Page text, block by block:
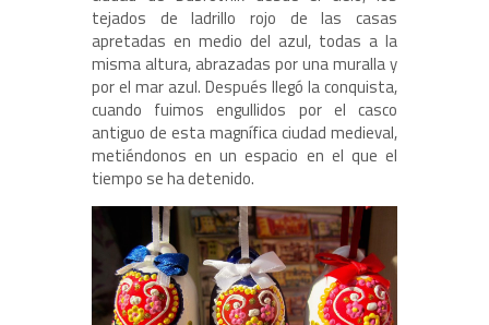
tejados de ladrillo rojo de las casas
apretadas en medio del azul, todas a la
misma altura, abrazadas por una muralla y
por el mar azul. Después llegó la conquista,
cuando fuimos engullidos por el casco
antiguo de esta magnífica ciudad medieval,
metiéndonos en un espacio en el que el
tiempo se ha detenido.